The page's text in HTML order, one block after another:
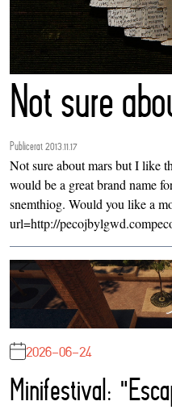
Not sure
Publicerat 2013.11.17
Not sure about mars but I like
would be a great brand name
snemthiog. Would you like a
url=http://
2026-06-24
Minifestival: